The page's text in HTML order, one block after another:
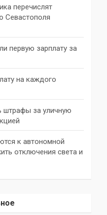
перечислят
Севастополя
первую зарплату за
на каждого
штрафы за уличную
к автономной
отключения света и